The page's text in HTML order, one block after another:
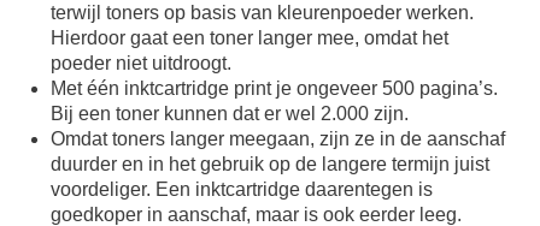
terwijl toners op basis van kleurenpoeder werken.
Hierdoor gaat een toner langer mee, omdat het
poeder niet uitdroogt.
Met één inktcartridge print je ongeveer 500 pagina’s.
Bij een toner kunnen dat er wel 2.000 zijn.
Omdat toners langer meegaan, zijn ze in de aanschaf
duurder en in het gebruik op de langere termijn juist
voordeliger. Een inktcartridge daarentegen is
goedkoper in aanschaf, maar is ook eerder leeg.